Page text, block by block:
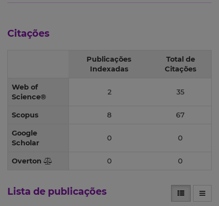
Citações
Publicações
Indexadas
Total de
Citações
Web of
Science®
2 35
Scopus 8 67
Google
Scholar
0 0
Overton 0 0
Lista de publicações